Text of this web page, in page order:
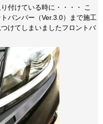
付けている時に・・・・ こ
バンパー（Ver.3.0）まで施工
けてしまいましたフロントバ